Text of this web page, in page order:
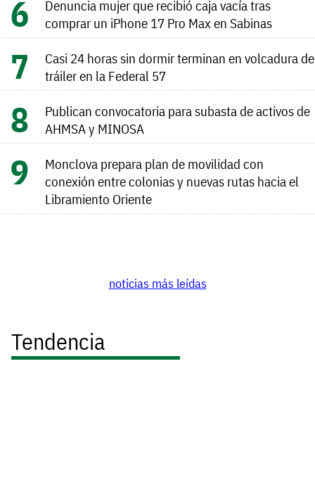
Denuncia mujer que recibió caja vacía tras
comprar un iPhone 17 Pro Max en Sabinas
Casi 24 horas sin dormir terminan en volcadura de
tráiler en la Federal 57
Publican convocatoria para subasta de activos de
AHMSA y MINOSA
Monclova prepara plan de movilidad con
conexión entre colonias y nuevas rutas hacia el
Libramiento Oriente
noticias más leídas
Tendencia